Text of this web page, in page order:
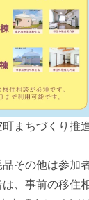
まちづくり推
その他は参加
、事前の移住